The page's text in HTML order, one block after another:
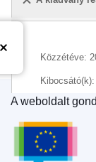
Közzétéve:
Kibocsátó(k):
CELEX :
ELI :reg_del/
Az Európai
A weboldalt